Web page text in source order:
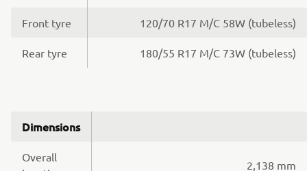
Front tyre 120/70 R17 M/C 58W (tubeless)
Rear tyre 180/55 R17 M/C 73W (tubeless)
Dimensions
Overall
2,138 mm